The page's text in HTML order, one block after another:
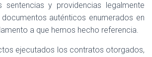
sentencias y providencias legalmente
auténticos enumerados en
a que hemos hecho referencia.
ejecutados los contratos otorgados,